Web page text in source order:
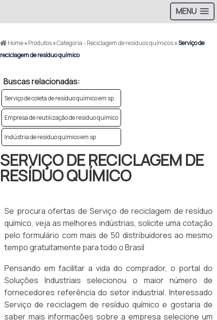
MENU
Home»Produtos»Categoria - Reciclagem de resíduos químicos»Serviço de
reciclagem de resíduo químico
Buscas relacionadas:
Serviço de coleta de resíduo químico em sp
Empresa de reutilização de resíduo químico
Indústria de resíduo químico em sp
SERVIÇO DE RECICLAGEM DE
RESÍDUO QUÍMICO
Se procura ofertas de Serviço de reciclagem de resíduo
químico, veja as melhores indústrias, solicite uma cotação
pelo formulário com mais de 50 distribuidores ao mesmo
tempo gratuitamente para todo o Brasil
Pensando em facilitar a vida do comprador, o portal do
Soluções Industriais selecionou o maior número de
fornecedores referência do setor industrial. Interessado
Serviço de reciclagem de resíduo químico e gostaria de
saber mais informações sobre a empresa selecione um